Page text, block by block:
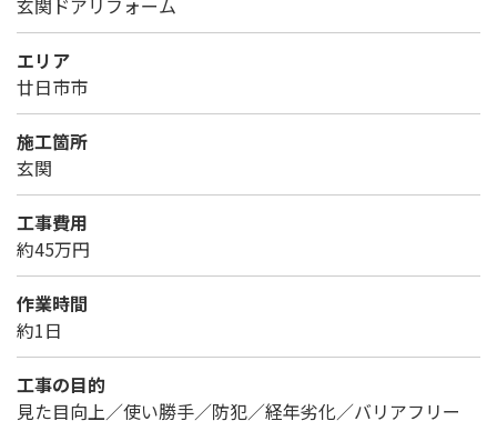
玄関ドアリフォーム
エリア
廿日市市
施工箇所
玄関
工事費用
約45万円
作業時間
約1日
工事の目的
見た目向上／使い勝手／防犯／経年劣化／バリアフリー